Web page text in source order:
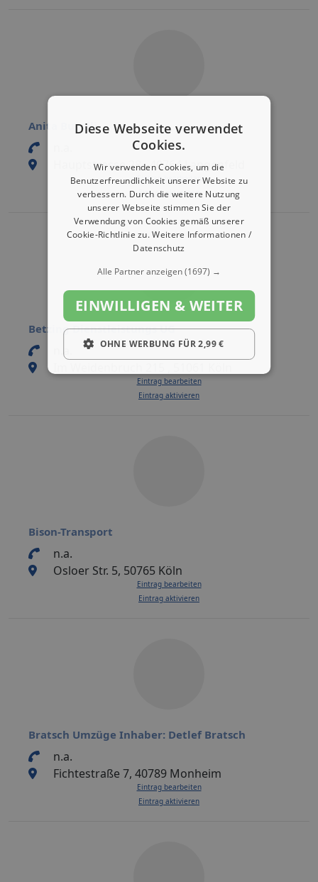
Anita Bucolli
Hauptstrasse 28 , 40764 Langenfeld
Eintrag bearbeiten
Eintrag aktivieren
Betzing Dienstleistungs UG
Eintrag bearbeiten
Eintrag aktivieren
Bison-Transport
n.a.
Osloer Str. 5, 50765 Köln
Eintrag bearbeiten
Eintrag aktivieren
Bratsch Umzüge Inhaber: Detlef Bratsch
n.a.
Fichtestraße 7, 40789 Monheim
Eintrag bearbeiten
Eintrag aktivieren
Diese Webseite verwendet
Cookies.
Wir verwenden Cookies, um die
Benutzerfreundlichkeit unserer Website zu
verbessern. Durch die weitere Nutzung
unserer Webseite stimmen Sie der
Verwendung von Cookies gemäß unserer
Cookie-Richtlinie zu.Weitere Informationen /
Datenschutz
Alle Partner anzeigen(1697) →
EINWILLIGEN & WEITER
OHNE WERBUNG FÜR 2,99 €